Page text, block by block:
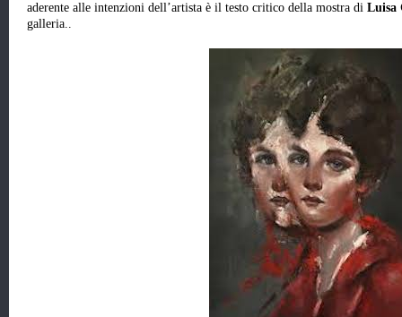
aderente alle intenzioni dell’artista è il testo critico della mostra di Luisa
galleria..